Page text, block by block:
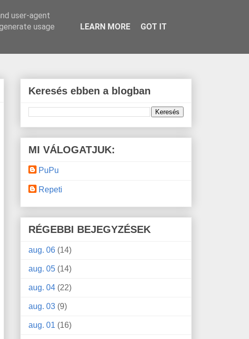
Keresés ebben a blogban
MI VÁLOGATJUK:
PuPu
Repeti
RÉGEBBI BEJEGYZÉSEK
aug. 06 (14)
aug. 05 (14)
aug. 04 (22)
aug. 03 (9)
aug. 01 (16)
user-agent
usage
LEARN MORE GOT IT